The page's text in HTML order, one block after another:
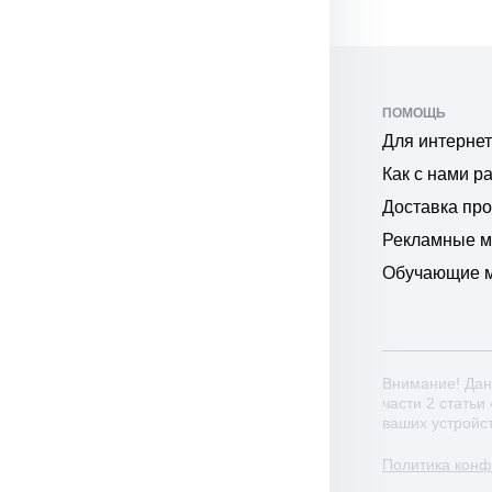
ПОМОЩЬ
Для
Как с нами
Доставка
Рекламные
Обучающие
Внимание!
части 2
ваших
Политика